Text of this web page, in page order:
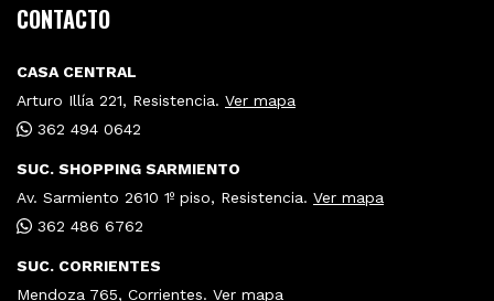
CONTACTO
CASA CENTRAL
Arturo Illía 221, Resistencia. Ver mapa
362 494 0642
SUC. SHOPPING SARMIENTO
Av. Sarmiento 2610 1º piso, Resistencia. Ver mapa
362 486 6762
SUC. CORRIENTES
Mendoza 765, Corrientes. Ver mapa